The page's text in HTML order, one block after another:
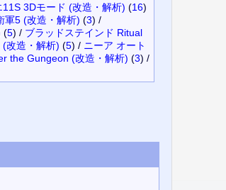
11S 3Dモード (改造・解析) (16)
軍5 (改造・解析) (3) /
(5) / ブラッドステインド Ritual
改造・解析) (5) / ニーア オート
the Gungeon (改造・解析) (3) /